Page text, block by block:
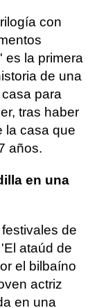
con
es la primera
de una
para
tras haber
la casa que
años.
en una
de
ataúd de
el bilbaíno
actriz
en una